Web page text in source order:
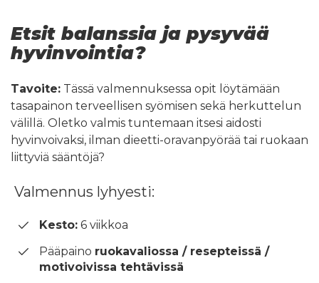
Etsit balanssia ja pysyvää
hyvinvointia?
Tavoite: Tässä valmennuksessa opit löytämään
tasapainon terveellisen syömisen sekä herkuttelun
välillä. Oletko valmis tuntemaan itsesi aidosti
hyvinvoivaksi, ilman dieetti-oravanpyörää tai ruokaan
liittyviä sääntöjä?
Valmennus lyhyesti:
Kesto: 6 viikkoa
Pääpaino ruokavaliossa / resepteissä /
motivoivissa tehtävissä